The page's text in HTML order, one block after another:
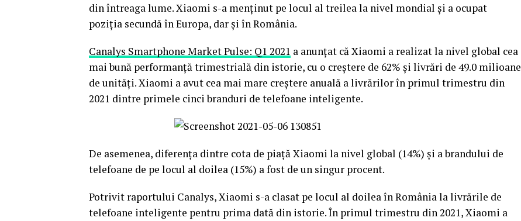
din întreaga lume. Xiaomi s-a menținut pe locul al treilea la nivel mondial și a ocupat
poziția secundă în Europa, dar și în România.
Canalys Smartphone Market Pulse: Q1 2021 a anunțat că Xiaomi a realizat la nivel global cea
mai bună performanță trimestrială din istorie, cu o creștere de 62% și livrări de 49.0 milioane
de unități. Xiaomi a avut cea mai mare creștere anuală a livrărilor în primul trimestru din
2021 dintre primele cinci branduri de telefoane inteligente.
De asemenea, diferența dintre cota de piață Xiaomi la nivel global (14%) și a brandului de
telefoane de pe locul al doilea (15%) a fost de un singur procent.
Potrivit raportului Canalys, Xiaomi s-a clasat pe locul al doilea în România la livrările de
telefoane inteligente pentru prima dată din istorie. În primul trimestru din 2021, Xiaomi a